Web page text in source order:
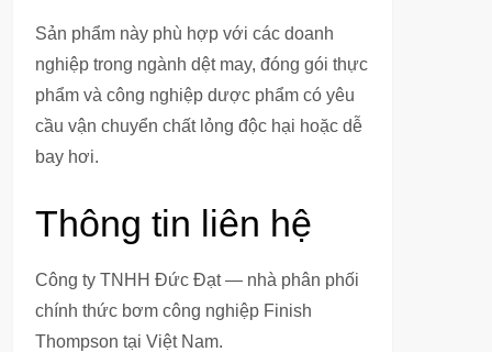
Sản phẩm này phù hợp với các doanh
nghiệp trong ngành dệt may, đóng gói thực
phẩm và công nghiệp dược phẩm có yêu
cầu vận chuyển chất lỏng độc hại hoặc dễ
bay hơi.
Thông tin liên hệ
Công ty TNHH Đức Đạt — nhà phân phối
chính thức bơm công nghiệp Finish
Thompson tại Việt Nam.